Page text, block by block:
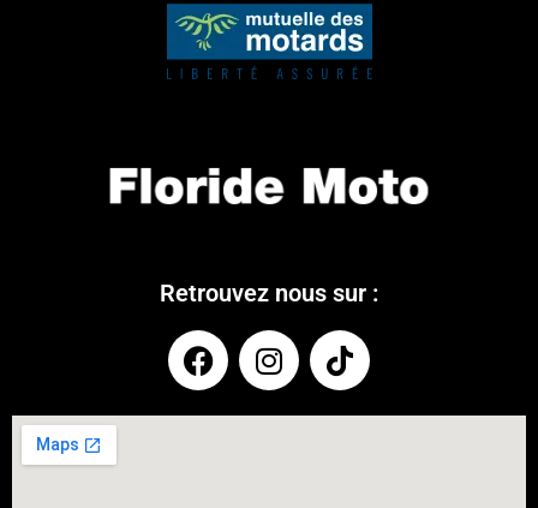
Retrouvez nous sur :